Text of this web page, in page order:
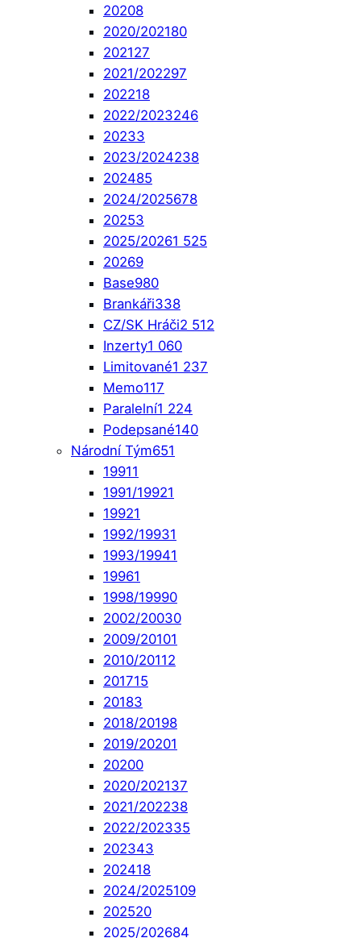
20208
2020/202180
202127
2021/202297
202218
2022/2023246
20233
2023/2024238
202485
2024/2025678
20253
2025/20261 525
20269
Base980
Brankáři338
CZ/SK Hráči2 512
Inzerty1 060
Limitované1 237
Memo117
Paralelní1 224
Podepsané140
Národní Tým651
19911
1991/19921
19921
1992/19931
1993/19941
19961
1998/19990
2002/20030
2009/20101
2010/20112
201715
20183
2018/20198
2019/20201
20200
2020/202137
2021/202238
2022/202335
202343
202418
2024/2025109
202520
2025/202684